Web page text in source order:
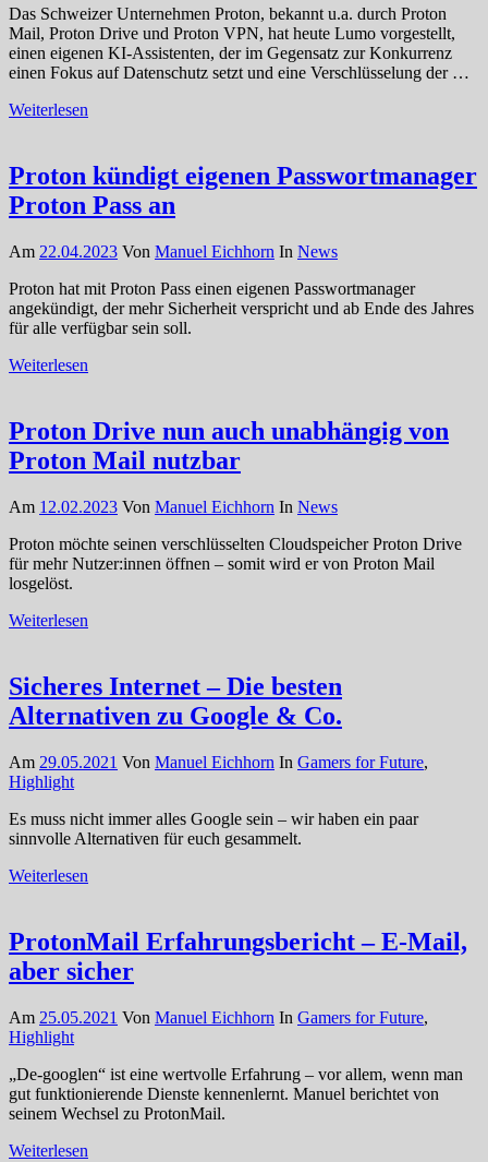
Das Schweizer Unternehmen Proton, bekannt u.a. durch Proton
Mail, Proton Drive und Proton VPN, hat heute Lumo vorgestellt,
einen eigenen KI-Assistenten, der im Gegensatz zur Konkurrenz
einen Fokus auf Datenschutz setzt und eine Verschlüsselung der …
Weiterlesen
Proton kündigt eigenen Passwortmanager
Proton Pass an
Am 22.04.2023 Von Manuel Eichhorn In News
Proton hat mit Proton Pass einen eigenen Passwortmanager
angekündigt, der mehr Sicherheit verspricht und ab Ende des Jahres
für alle verfügbar sein soll.
Weiterlesen
Proton Drive nun auch unabhängig von
Proton Mail nutzbar
Am 12.02.2023 Von Manuel Eichhorn In News
Proton möchte seinen verschlüsselten Cloudspeicher Proton Drive
für mehr Nutzer:innen öffnen – somit wird er von Proton Mail
losgelöst.
Weiterlesen
Sicheres Internet – Die besten
Alternativen zu Google & Co.
Am 29.05.2021 Von Manuel Eichhorn In Gamers for Future,
Highlight
Es muss nicht immer alles Google sein – wir haben ein paar
sinnvolle Alternativen für euch gesammelt.
Weiterlesen
ProtonMail Erfahrungsbericht – E-Mail,
aber sicher
Am 25.05.2021 Von Manuel Eichhorn In Gamers for Future,
Highlight
„De-googlen“ ist eine wertvolle Erfahrung – vor allem, wenn man
gut funktionierende Dienste kennenlernt. Manuel berichtet von
seinem Wechsel zu ProtonMail.
Weiterlesen